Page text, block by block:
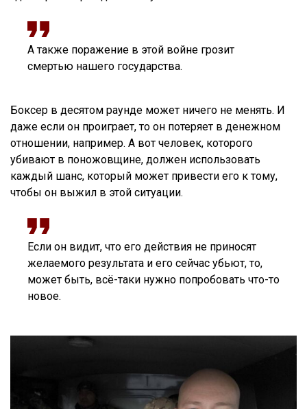
А также поражение в этой войне грозит
смертью нашего государства.
Боксер в десятом раунде может ничего не менять. И
даже если он проиграет, то он потеряет в денежном
отношении, например. А вот человек, которого
убивают в поножовщине, должен использовать
каждый шанс, который может привести его к тому,
чтобы он выжил в этой ситуации.
Если он видит, что его действия не приносят
желаемого результата и его сейчас убьют, то,
может быть, всё-таки нужно попробовать что-то
новое.